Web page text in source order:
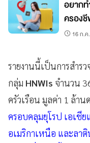
อยากท
ครอง
16 ก.ค
รายงานนี้เป็นการสำร
กลุ่ม HNWIs จำนวน
ครัวเรือน มูลค่า 1 ล้า
ครอบคลุมยุโรป เอเชี
อเมริกาเหนือ และลา